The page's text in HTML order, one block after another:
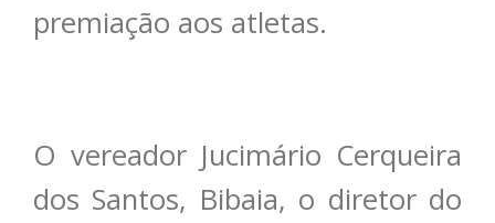
premiação aos atletas.
O vereador Jucimário Cerqueira
dos Santos, Bibaia, o diretor do